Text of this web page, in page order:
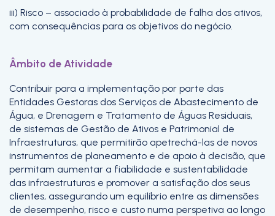
iii) Risco – associado à probabilidade de falha dos ativos,
com consequências para os objetivos do negócio.
Âmbito de Atividade
Contribuir para a implementação por parte das
Entidades Gestoras dos Serviços de Abastecimento de
Água, e Drenagem e Tratamento de Águas Residuais,
de sistemas de Gestão de Ativos e Patrimonial de
Infraestruturas, que permitirão apetrechá-las de novos
instrumentos de planeamento e de apoio à decisão, que
permitam aumentar a fiabilidade e sustentabilidade
das infraestruturas e promover a satisfação dos seus
clientes, assegurando um equilíbrio entre as dimensões
de desempenho, risco e custo numa perspetiva ao longo